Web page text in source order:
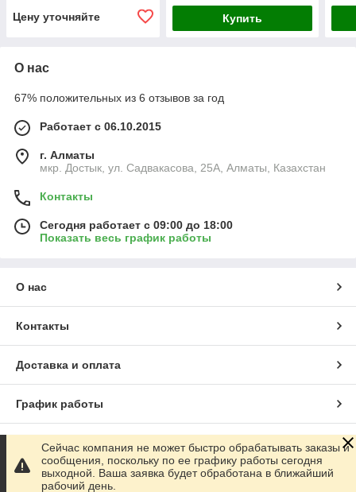
Цену уточняйте Купить
О нас
67% положительных из 6 отзывов за год
Работает с 06.10.2015
г. Алматы
мкр. Достык, ул. Садвакасова, 25А, Алматы, Казахстан
Контакты
Сегодня работает с 09:00 до 18:00
Показать весь график работы
О нас
Контакты
Доставка и оплата
График работы
Полная версия сайта
Сайт создан на маркетплейсе Satu.kz
Сейчас компания не может быстро обрабатывать заказы и
сообщения, поскольку по ее графику работы сегодня
выходной. Ваша заявка будет обработана в ближайший
рабочий день.